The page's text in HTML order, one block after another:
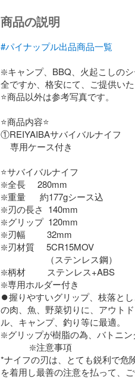
商品の説明
#パイナップル出品商品一覧
❇️キャンプ、BBQ、火起こしの
全ですか、格安にて、ご提供いた
⭐商品以外は参考写真です。
⭐️商品内容⭐️
①REIYAIBAサバイバルナイフ
⭐️サバイバルナイフ
❇️全長     280mm
❇️重量      約177gシース込
❇️刃の長さ  140mm
❇️グリップ  120mm
❇️刃幅         32mm
❇️刃材質     5CR15MOV
❇️柄材         ステンレス+ABS
❇️専用ホルダー付き
⏺️握りやすいグリップ、枝落と
の肉、魚、野菜切りに、アウト
ル、キャンプ、釣り等に最適。
❇️グリップが樹脂の為、バトニン
*ナイフの刃は、とても鋭利で危
を着用し最善の注意を払って